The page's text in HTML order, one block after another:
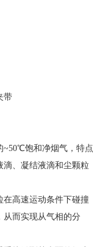
带
~50℃饱和净烟气，特点
滴、凝结液滴和尘颗粒
在高速运动条件下碰撞
从而实现从气相的分